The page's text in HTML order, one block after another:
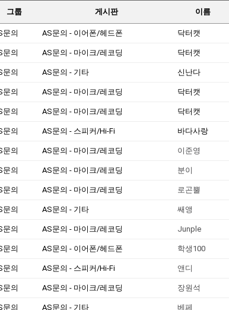
그룹 게시판 이름
문의 AS문의 - 이어폰/헤드폰 닥터캣
문의 AS문의 - 마이크/레코딩 닥터캣
문의 AS문의 - 기타 신난다
문의 AS문의 - 마이크/레코딩 닥터캣
문의 AS문의 - 마이크/레코딩 닥터캣
문의 AS문의 - 스피커/Hi-Fi 바다사랑
문의 AS문의 - 마이크/레코딩 이준영
문의 AS문의 - 마이크/레코딩 분이
문의 AS문의 - 마이크/레코딩 로곤뿔
문의 AS문의 - 기타 쌔앵
문의 AS문의 - 마이크/레코딩 Junple
문의 AS문의 - 이어폰/헤드폰 학생100
문의 AS문의 - 스피커/Hi-Fi 앤디
문의 AS문의 - 마이크/레코딩 장원석
문의 AS문의 - 기타 베페